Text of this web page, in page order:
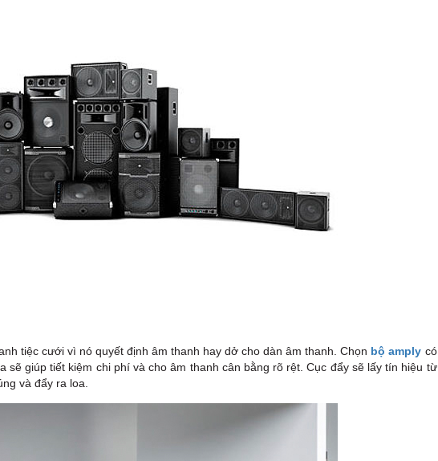
tiệc cưới vì nó quyết định âm thanh hay dở cho dàn âm thanh. Chọn bộ amply có
sẽ giúp tiết kiệm chi phí và cho âm thanh cân bằng rõ rệt. Cục đẩy sẽ lấy tín hiệu từ
và đẩy ra loa.